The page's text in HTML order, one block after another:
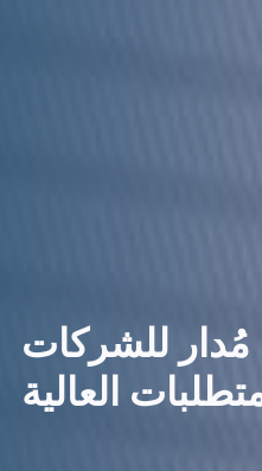
مُدار للشركات
العالية